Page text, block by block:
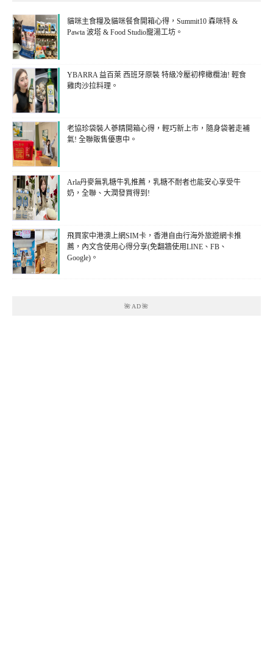
貓咪主食糧及貓咪餐食開箱心得，Summit10 森咪特 &
Pawta 波塔 & Food Studio寵湯工坊。
YBARRA 益百萊 西班牙原裝 特級冷壓初榨橄欖油! 輕食
雞肉沙拉料理。
老協珍袋裝人蔘精開箱心得，輕巧新上市，隨身袋著走補
氣! 全聯販售優惠中。
Arla丹麥無乳糖牛乳推薦，乳糖不耐者也能安心享受牛
奶，全聯、大潤發買得到!
飛買家中港澳上網SIM卡，香港自由行海外旅遊網卡推
薦，內文含使用心得分享(免翻牆使用LINE、FB、
Google)。
🌺AD🌺